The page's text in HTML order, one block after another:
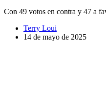
Con 49 votos en contra y 47 a
Terry Loui
14 de mayo de 2025